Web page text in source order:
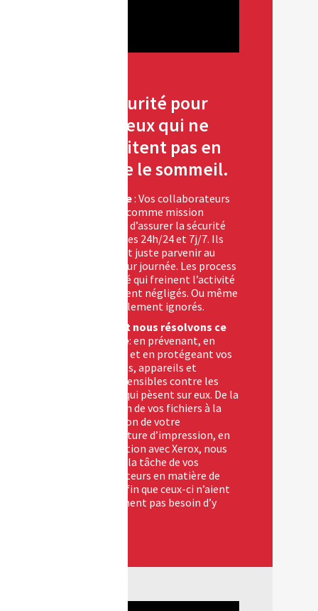
La sécurité pour
tous ceux qui ne
souhaitent pas en
perdre le sommeil.
Challenge: Vos collaborateurs
n’ont pas comme mission
principale d’assurer la sécurité
des données 24h/24 et 7j/7. Ils
souhaitent juste parvenir au
bout de leur journée. Les process
de sécurité qui freinent l’activité
sont souvent négligés. Ou même
tout simplement ignorés.
Comment nous résolvons ce
problème: en prévenant, en
détectant et en protégeant vos
documents, appareils et
données sensibles contre les
menaces qui pèsent sur eux. De la
protection de vos fichiers à la
sécurisation de votre
infrastructure d’impression, en
collaboration avec Xerox, nous
facilitons la tâche de vos
collaborateurs en matière de
sécurité afin que ceux-ci n’aient
pratiquement pas besoin d’y